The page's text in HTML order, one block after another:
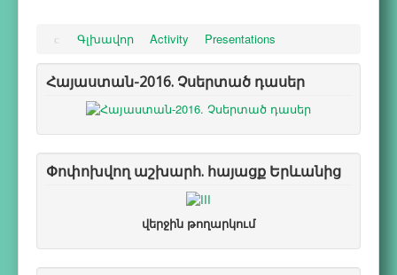
Գլխավոր Activity Presentations
Հայաստան-2016. Չսերտած դասեր
Փոփոխվող աշխարհ. հայացք Երևանից
վերջին թողարկում